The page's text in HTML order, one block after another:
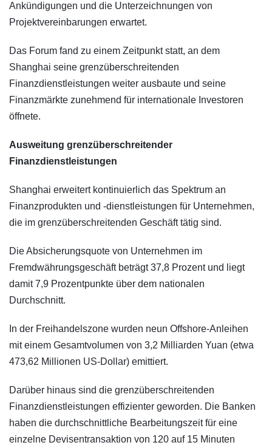
Ankündigungen und die Unterzeichnungen von
Projektvereinbarungen erwartet.
Das Forum fand zu einem Zeitpunkt statt, an dem
Shanghai seine grenzüberschreitenden
Finanzdienstleistungen weiter ausbaute und seine
Finanzmärkte zunehmend für internationale Investoren
öffnete.
Ausweitung grenzüberschreitender
Finanzdienstleistungen
Shanghai erweitert kontinuierlich das Spektrum an
Finanzprodukten und -dienstleistungen für Unternehmen,
die im grenzüberschreitenden Geschäft tätig sind.
Die Absicherungsquote von Unternehmen im
Fremdwährungsgeschäft beträgt 37,8 Prozent und liegt
damit 7,9 Prozentpunkte über dem nationalen
Durchschnitt.
In der Freihandelszone wurden neun Offshore-Anleihen
mit einem Gesamtvolumen von 3,2 Milliarden Yuan (etwa
473,62 Millionen US-Dollar) emittiert.
Darüber hinaus sind die grenzüberschreitenden
Finanzdienstleistungen effizienter geworden. Die Banken
haben die durchschnittliche Bearbeitungszeit für eine
einzelne Devisentransaktion von 120 auf 15 Minuten